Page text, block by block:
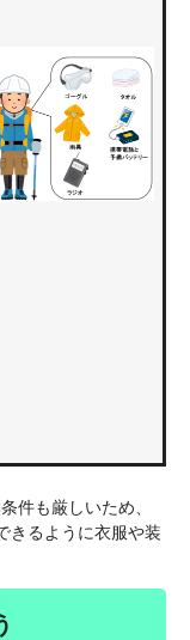
件も厳しいため、
きるように衣服や装